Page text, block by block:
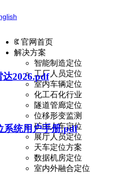
ꀇ 官网首页
解决方案
智能制造定位
工厂人员定位
室内车辆定位
化工石化行业
隧道管廊定位
位移形变监测
矿山人车定位
展厅人员定位
天车定位方案
数据机房定位
室内外融合定位
2026.pdf
系统用户手册.pdf